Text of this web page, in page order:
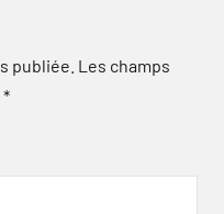
publiée. Les champs
*